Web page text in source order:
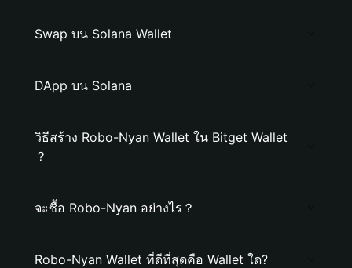
Swap บน Solana Wallet
DApp บน Solana
วิธีสร้าง Robo-Nyan Wallet ใน Bitget Wallet
？
จะซื้อ Robo-Nyan อย่างไร？
Robo-Nyan Wallet ที่ดีที่สุดคือ Wallet ใด?